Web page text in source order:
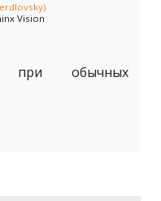
Vision
обычных